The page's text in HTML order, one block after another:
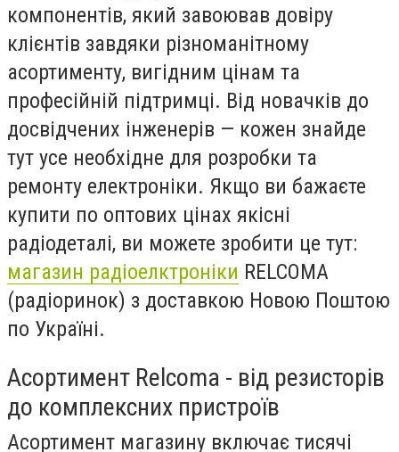
компонентів, який завоював довіру
клієнтів завдяки різноманітному
асортименту, вигідним цінам та
професійній підтримці. Від новачків до
досвідчених інженерів — кожен знайде
тут усе необхідне для розробки та
ремонту електроніки. Якщо ви бажаєте
купити по оптових цінах якісні
радіодеталі, ви можете зробити це тут:
магазин радіоелктроніки RELCOMA
(радіоринок) з доставкою Новою Поштою
по Україні.
Асортимент Relcoma - від резисторів
до комплексних пристроїв
Асортимент магазину включає тисячі